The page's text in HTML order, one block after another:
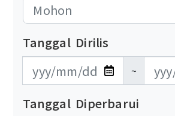
Tanggal Dirilis
發布日期開始
~
發布日期結束
Tanggal Diperbarui